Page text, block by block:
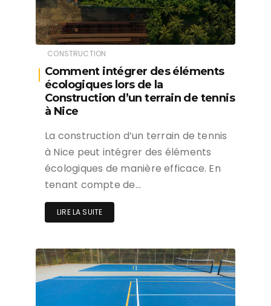
CONSTRUCTION
Comment intégrer des éléments
écologiques lors de la
Construction d’un terrain de tennis
à Nice
La construction d’un terrain de tennis
à Nice peut intégrer des éléments
écologiques de manière efficace. En
tenant compte de…
LIRE LA SUITE